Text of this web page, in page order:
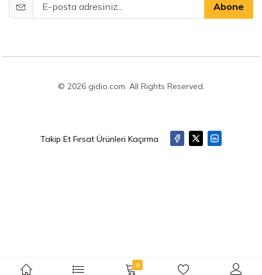
Abone
© 2026 gidio.com. All Rights Reserved.
Takip Et Fırsat Ürünleri Kaçırma
0